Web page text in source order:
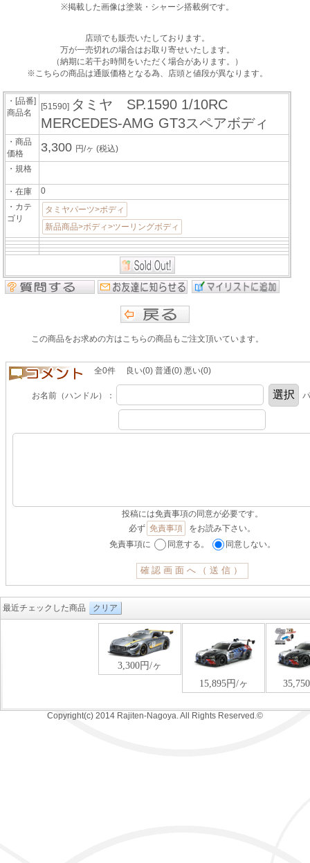
※掲載した画像は塗装・シャーシ搭載例です。
店頭でも販売いたしております。
万が一売切れの場合はお取り寄せいたします。
（納期に若干お時間をいただく場合があります。）
※こちらの商品は通販価格となる為、店頭と値段が異なります。
・[品番]
商品名
[51590] タミヤ SP.1590 1/10RC
MERCEDES-AMG GT3スペアボディ
・商品
価格
3,300 円/ヶ(税込)
・規格
・在庫
0
・カテ
ゴリ
タミヤパーツ>ボディ
新品商品>ボディ>ツーリングボディ
この商品をお求めの方はこちらの商品もご注文頂いています。
全0件 良い(0) 普通(0) 悪い(0)
お名前（ハンドル）：
投稿には免責事項の同意が必要です。
必ず 免責事項
をお読み下さい。
免責事項に
同意する。 同意しない。
最近チェックした商品 クリア
Copyright(c) 2014 Rajiten-Nagoya. All Rights Reserved.©